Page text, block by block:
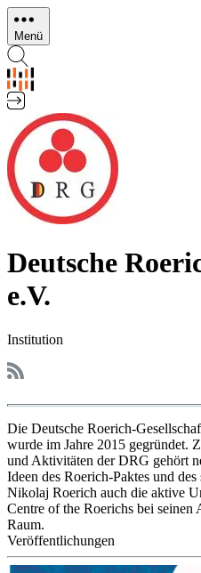
Direkt
zum
Inhalt
Menü
Deutsche
e.V.
Institution
Die Deutsche Roerich-
wurde im Jahre 2015 gegründet.
und Aktivitäten der DRG gehört
Ideen des Roerich-Paktes und
Nikolaj Roerich auch die aktive
Centre of the Roerichs bei seinen
Raum.
Veröffentlichungen